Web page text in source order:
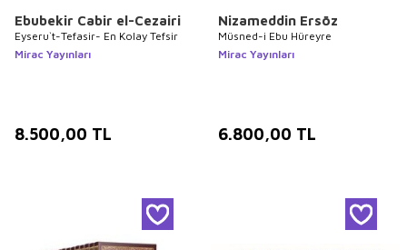
Ebubekir Cabir el-Cezairi
Eyseru`t-Tefasir- En Kolay Tefsir
Mirac Yayınları
8.500,00 TL
Nizameddin Ersöz
Müsned-i Ebu Hüreyre
Mirac Yayınları
6.800,00 TL